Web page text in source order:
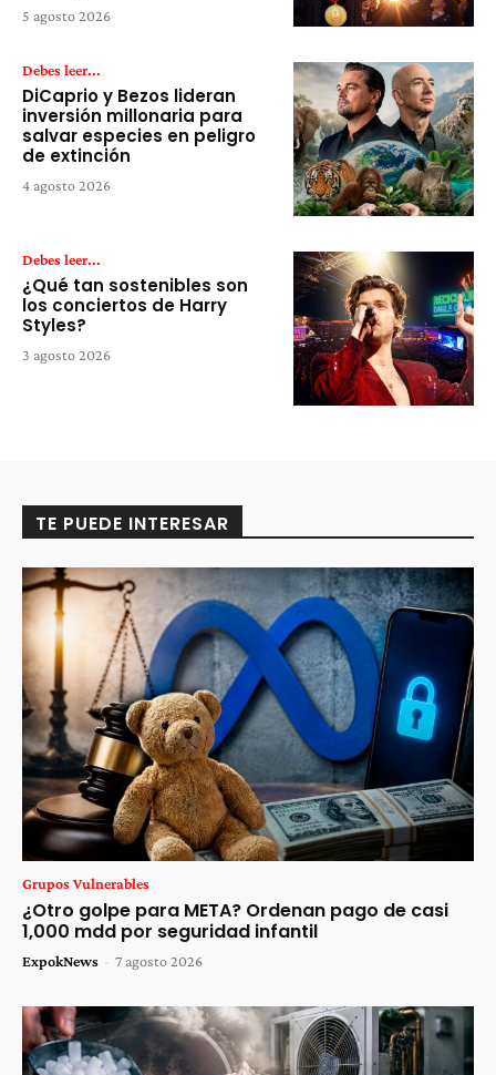
5 agosto 2026
Debes leer...
DiCaprio y Bezos lideran
inversión millonaria para
salvar especies en peligro
de extinción
4 agosto 2026
Debes leer...
¿Qué tan sostenibles son
los conciertos de Harry
Styles?
3 agosto 2026
TE PUEDE INTERESAR
Grupos Vulnerables
¿Otro golpe para META? Ordenan pago de casi
1,000 mdd por seguridad infantil
ExpokNews - 7 agosto 2026